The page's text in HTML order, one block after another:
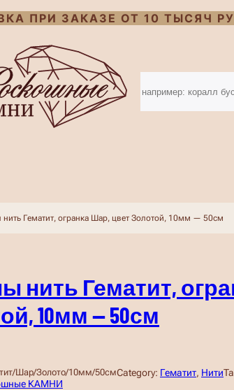
ПРИ ЗАКАЗЕ ОТ 10 ТЫСЯЧ
e
r
Гематит, огранка Шар, цвет Золотой, 10мм — 50см
нить Гематит,
10мм — 50см
Шар/Золото/10мм/50смCategory: Гематит, Нити
КАМНИ